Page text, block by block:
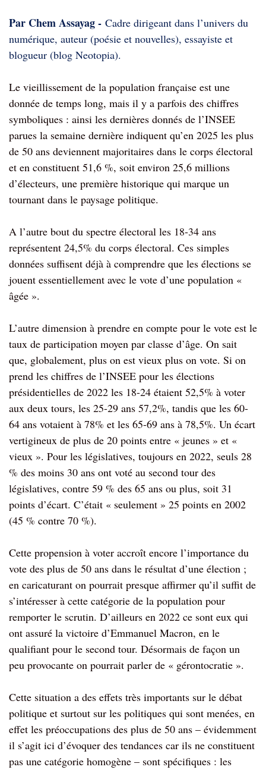
Par Chem Assayag - Cadre dirigeant dans l’univers du
numérique, auteur (poésie et nouvelles), essayiste et
blogueur (blog Neotopia).
Le vieillissement de la population française est une
donnée de temps long, mais il y a parfois des chiffres
symboliques : ainsi les dernières donnés de l’INSEE
parues la semaine dernière indiquent qu’en 2025 les plus
de 50 ans deviennent majoritaires dans le corps électoral
et en constituent 51,6 %, soit environ 25,6 millions
d’électeurs, une première historique qui marque un
tournant dans le paysage politique.
A l’autre bout du spectre électoral les 18-34 ans
représentent 24,5% du corps électoral. Ces simples
données suffisent déjà à comprendre que les élections se
jouent essentiellement avec le vote d’une population «
âgée ».
L’autre dimension à prendre en compte pour le vote est le
taux de participation moyen par classe d’âge. On sait
que, globalement, plus on est vieux plus on vote. Si on
prend les chiffres de l’INSEE pour les élections
présidentielles de 2022 les 18-24 étaient 52,5% à voter
aux deux tours, les 25-29 ans 57,2%, tandis que les 60-
64 ans votaient à 78% et les 65-69 ans à 78,5%. Un écart
vertigineux de plus de 20 points entre « jeunes » et «
vieux ». Pour les législatives, toujours en 2022, seuls 28
% des moins 30 ans ont voté au second tour des
législatives, contre 59 % des 65 ans ou plus, soit 31
points d’écart. C’était « seulement » 25 points en 2002
(45 % contre 70 %).
Cette propension à voter accroît encore l’importance du
vote des plus de 50 ans dans le résultat d’une élection ;
en caricaturant on pourrait presque affirmer qu’il suffit de
s’intéresser à cette catégorie de la population pour
remporter le scrutin. D’ailleurs en 2022 ce sont eux qui
ont assuré la victoire d’Emmanuel Macron, en le
qualifiant pour le second tour. Désormais de façon un
peu provocante on pourrait parler de « gérontocratie ».
Cette situation a des effets très importants sur le débat
politique et surtout sur les politiques qui sont menées, en
effet les préoccupations des plus de 50 ans – évidemment
il s’agit ici d’évoquer des tendances car ils ne constituent
pas une catégorie homogène – sont spécifiques : les